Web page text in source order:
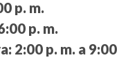
p. m.
p. m.
2:00 p. m. a 9:00